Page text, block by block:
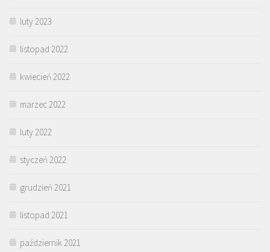
luty 2023
listopad 2022
kwiecień 2022
marzec 2022
luty 2022
styczeń 2022
grudzień 2021
listopad 2021
październik 2021